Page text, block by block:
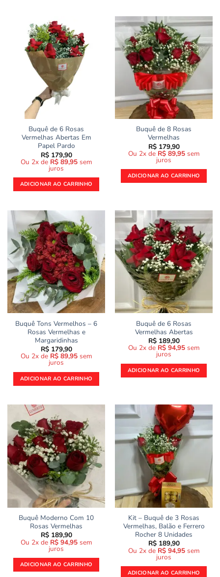
Buquê de 6 Rosas
Vermelhas Abertas Em
Papel Pardo
R$179,90
Ou 2x de R$89,95 sem
juros
ADICIONAR AO CARRINHO
Buquê de 8 Rosas
Vermelhas
R$179,90
Ou 2x de R$89,95 sem
juros
ADICIONAR AO CARRINHO
Buquê Tons Vermelhos – 6
Rosas Vermelhas e
Margaridinhas
R$179,90
Ou 2x de R$89,95 sem
juros
ADICIONAR AO CARRINHO
Buquê de 6 Rosas
Vermelhas Abertas
R$189,90
Ou 2x de R$94,95 sem
juros
ADICIONAR AO CARRINHO
Buquê Moderno Com 10
Rosas Vermelhas
R$189,90
Ou 2x de R$94,95 sem
juros
ADICIONAR AO CARRINHO
Kit – Buquê de 3 Rosas
Vermelhas, Balão e Ferrero
Rocher 8 Unidades
R$189,90
Ou 2x de R$94,95 sem
juros
ADICIONAR AO CARRINHO